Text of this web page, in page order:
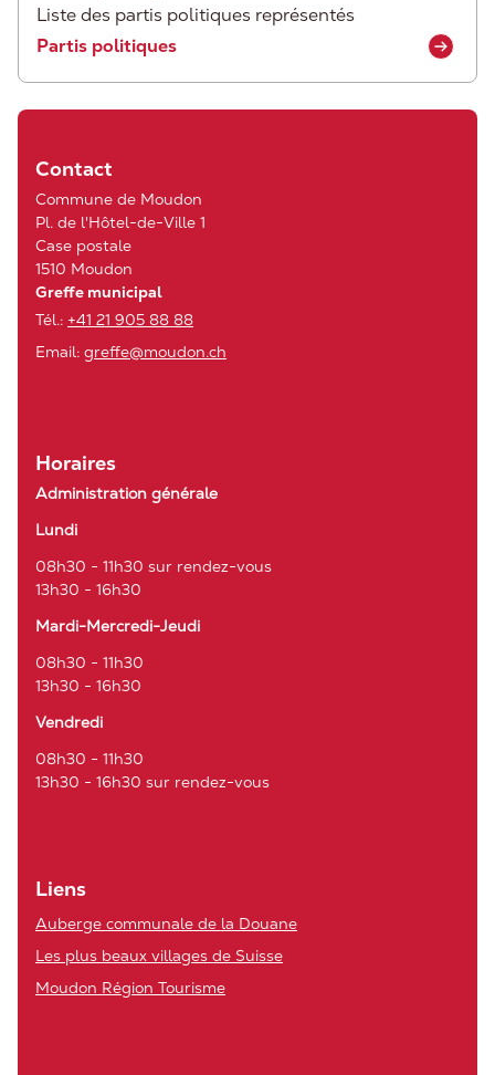
Liste des partis politiques représentés
Partis politiques
Contact
Commune de Moudon
Pl. de l'Hôtel-de-Ville 1
Case postale
1510 Moudon
Greffe municipal
Tél.: +41 21 905 88 88
Email: greffe@moudon.ch
Horaires
Administration générale
Lundi
08h30 - 11h30 sur rendez-vous
13h30 - 16h30
Mardi-Mercredi-Jeudi
08h30 - 11h30
13h30 - 16h30
Vendredi
08h30 - 11h30
13h30 - 16h30 sur rendez-vous
Liens
Auberge communale de la Douane
Les plus beaux villages de Suisse
Moudon Région Tourisme